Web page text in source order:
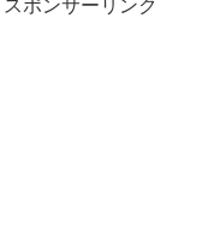
スポンサーリンク